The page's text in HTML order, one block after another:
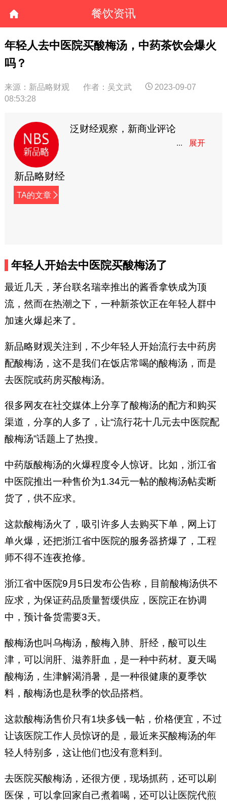
餐饮资讯
年轻人去中医院买酸梅汤，中药茶饮会爆火
吗？
来源：新品略财观 作者：吴文武
2023-09-07
08:53:28
新品略财经
TA的文章
泛财经观察，新商业评论
年轻人开始去中医院买酸梅汤了
最近几天，茅台联名瑞幸推出的酱香拿铁成为顶
流，然而在热潮之下，一种新茶饮正在年轻人群中
加速火爆起来了。
新品略财观关注到，不少年轻人开始流行去中药房
配酸梅汤，这不是我们在饭店常喝的酸梅汤，而是
去医院或药房买酸梅汤。
很多网友在社交媒体上分享了酸梅汤的配方和购买
渠道，分享的人多了，让“流行花十几元去中医院配
酸梅汤”话题上了热搜。
中药版酸梅汤的火爆程度令人惊讶。比如，浙江省
中医院推出一种售价为1.34元一帖的酸梅汤帖卖断
货了，供不应求。
这款酸梅汤火了，吸引许多人去购买下单，网上订
单火爆，还把浙江省中医院的服务器挤爆了，工程
师不得不连夜抢修。
浙江省中医院9月5日发布公告称，目前酸梅汤供不
应求，为保证药品质量暂缓供应，医院正在协调
中，预计备货需要3天。
酸梅汤也叫乌梅汤，酸梅入肺、肝经，酸可以生
津，可以润肝、滋养肝血，是一种中药材。夏天喝
酸梅汤，生津解渴消暑，是一种很健康的夏季饮
料，酸梅汤也是秋季的饮品搭档。
这款酸梅汤售价只有1块多钱一帖，价格便宜，不过
让该医院工作人员惊讶的是，最近来买酸梅汤的年
轻人特别多，这让他们也没有意料到。
去医院买酸梅汤，还很方便，现场抓药，还可以刷
医保，可以拿回家自己煮着喝，还可以让医院代煎